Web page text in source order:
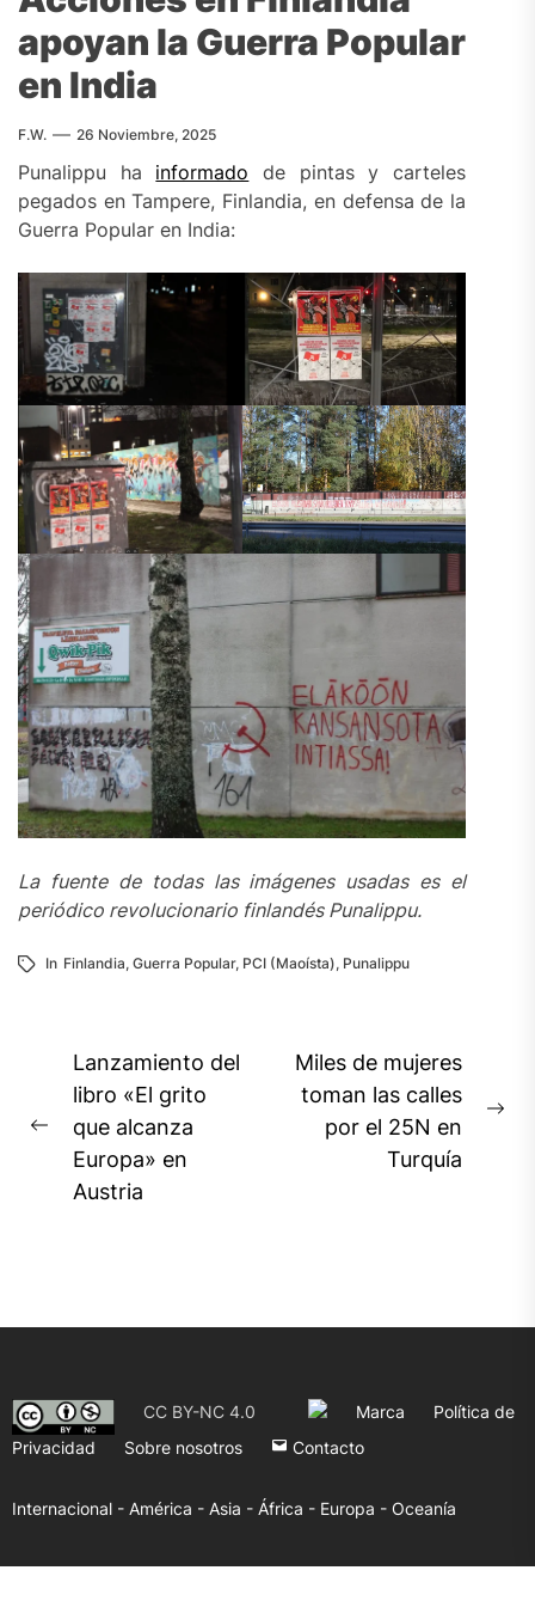
apoyan la Guerra Popular
en India
F.W. 26 Noviembre, 2025
Punalippu ha informado de pintas y carteles
pegados en Tampere, Finlandia, en defensa de la
Guerra Popular en India:
La fuente de todas las imágenes usadas es el
periódico revolucionario finlandés Punalippu.
In Finlandia, Guerra Popular, PCI (Maoísta), Punalippu
Navegación
entradas
Previous
post:
Lanzamiento del
libro «El grito
que alcanza
Europa» en
Austria
Miles de mujeres
toman las calles
por el 25N en
Turquía
CC BY-NC 4.0 Marca
Política de
Privacidad
Sobre nosotros Contacto
Internacional - América - Asia - África - Europa - Oceanía